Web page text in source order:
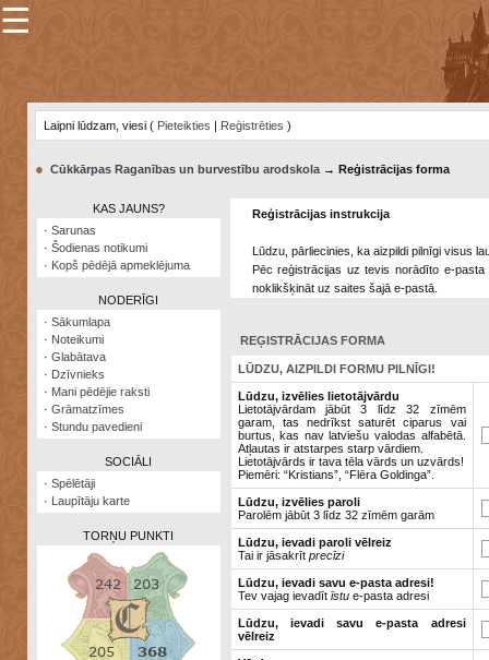
×
Šodienas
notikumi
Visatcera
almanahs
Arhīvs
Zināšanu
☰
Laipni lūdzam, viesi ( Pieteikties | Reģistrēties )
● Cūkkārpas Raganības un burvestību arodskola→ Reģistrācijas forma
KAS JAUNS?
· Sarunas
· Šodienas notikumi
· Kopš pēdējā apmeklējuma
NODERĪGI
· Sākumlapa
· Noteikumi
· Glabātava
· Dzīvnieks
· Mani pēdējie raksti
· Grāmatzīmes
· Stundu pavedieni
SOCIĀLI
· Spēlētāji
· Laupītāju karte
TORŅU PUNKTI
Reģistrācijas instrukcija
Lūdzu, pārliecinies, ka aizpildi pilnīgi visus
Pēc reģistrācijas uz tevis norādīto e-
noklikšķināt uz saites šajā e-pastā.
REĢISTRĀCIJAS FORMA
LŪDZU, AIZPILDI FORMU PILNĪGI!
Lūdzu, izvēlies lietotājvārdu
Lietotājvārdam jābūt 3 līdz 32 zīmēm
garam, tas nedrīkst saturēt ciparus vai
burtus, kas nav latviešu valodas alfabētā.
Atļautas ir atstarpes starp vārdiem.
Lietotājvārds ir tava tēla vārds un uzvārds!
Piemēri: “Kristians”, “Flēra Goldinga”.
Lūdzu, izvēlies paroli
Parolēm jābūt 3 līdz 32 zīmēm garām
Lūdzu, ievadi paroli vēlreiz
Tai ir jāsakrīt precīzi
Lūdzu, ievadi savu e-pasta adresi!
Tev vajag ievadīt īstue-pasta adresi
Lūdzu, ievadi savu e-pasta adresi
vēlreiz